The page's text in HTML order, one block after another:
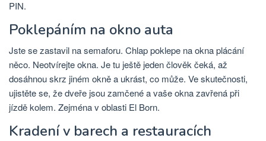
PIN.
Poklepáním na okno auta
Jste se zastavil na semaforu. Chlap poklepe na okna plácání
něco. Neotvírejte okna. Je tu ještě jeden člověk čeká, až
dosáhnou skrz jiném okně a ukrást, co může. Ve skutečnosti,
ujistěte se, že dveře jsou zamčené a vaše okna zavřená při
jízdě kolem. Zejména v oblasti El Born.
Kradení v barech a restauracích